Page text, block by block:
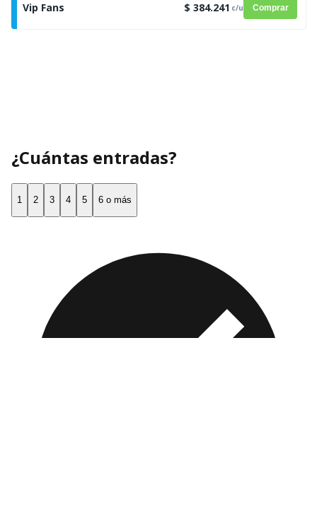
Vip Fans $ 384.241 c/u Comprar
¿Cuántas entradas?
1 2 3 4 5 6 o más